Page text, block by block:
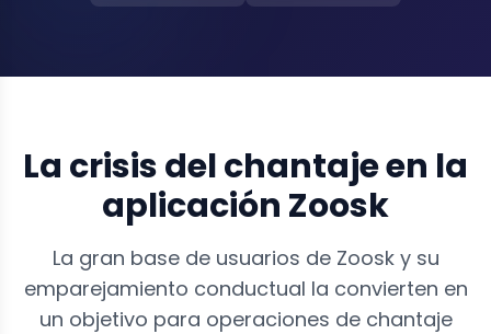
La crisis del chantaje en la
aplicación Zoosk
La gran base de usuarios de Zoosk y su
emparejamiento conductual la convierten en
un objetivo para operaciones de chantaje